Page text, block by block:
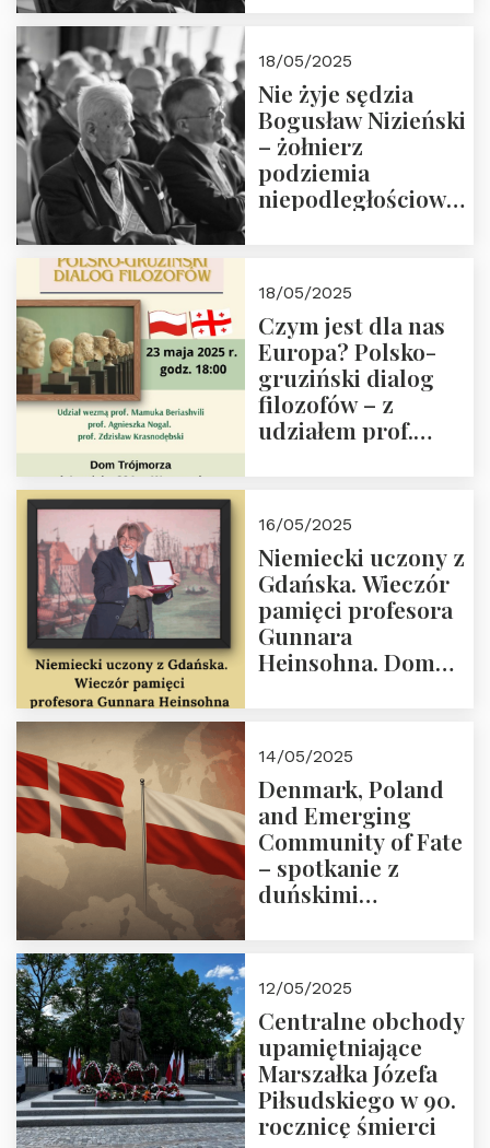
18/05/2025
Nie żyje sędzia
Bogusław Nizieński
– żołnierz
podziemia
niepodległościowego
społeczny, członek
Kapituły Nagrody
im. Prezydenta
Lecha
Kaczyńskiego.
Wielki autorytet.
18/05/2025
Czym jest dla nas
Europa? Polsko-
gruziński dialog
filozofów – z
udziałem prof.
Dom Trójmorza 23
maja 2025 r. godz.
18:00.
16/05/2025
Niemiecki uczony z
Gdańska. Wieczór
pamięci profesora
Gunnara
Heinsohna. Dom
14/05/2025
Denmark, Poland
and Emerging
Community of Fate
– spotkanie z
duńskimi
12/05/2025
Centralne obchody
upamiętniające
Marszałka Józefa
Piłsudskiego w 90.
rocznicę śmierci